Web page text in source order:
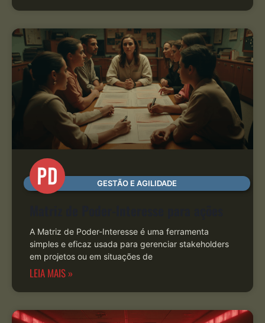
GESTÃO E AGILIDADE
A Matriz de Poder-Interesse é uma ferramenta
simples e eficaz usada para gerenciar stakeholders
em projetos ou em situações de
LEIA MAIS »